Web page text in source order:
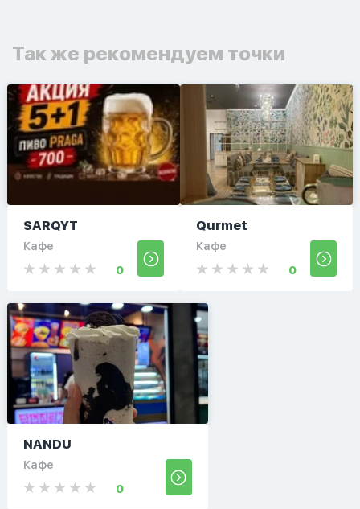
Так же рекомендуем точки
SARQYT
Кафе
0
Qurmet
Кафе
0
NANDU
Кафе
0